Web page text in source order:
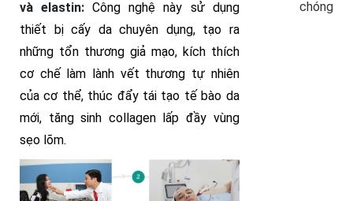
và elastin:Công nghệ này sử dụng
thiết bị cấy da chuyên dụng, tạo ra
những tổn thương giả mạo, kích thích
cơ chế làm lành vết thương tự nhiên
của cơ thể, thúc đẩy tái tạo tế bào da
mới, tăng sinh collagen lấp đầy vùng
sẹo lõm.
chóng